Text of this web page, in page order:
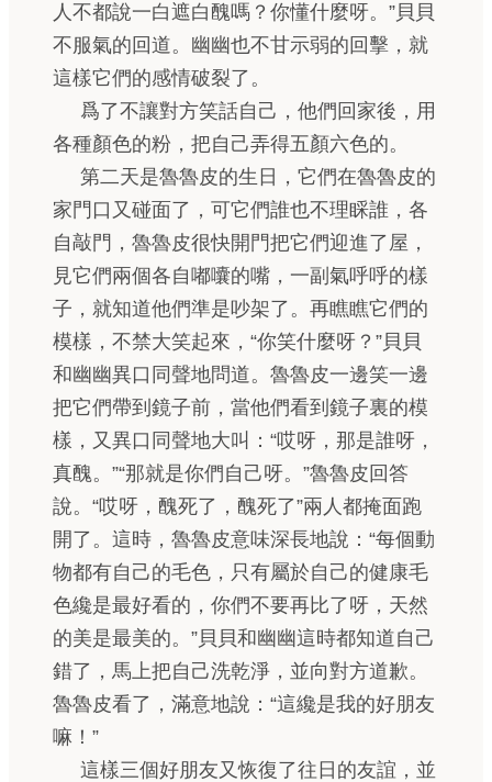
人不都說一白遮白醜嗎？你懂什麼呀。”貝貝
不服氣的回道。幽幽也不甘示弱的回擊，就
這樣它們的感情破裂了。
爲了不讓對方笑話自己，他們回家後，用
各種顏色的粉，把自己弄得五顏六色的。
第二天是魯魯皮的生日，它們在魯魯皮的
家門口又碰面了，可它們誰也不理睬誰，各
自敲門，魯魯皮很快開門把它們迎進了屋，
見它們兩個各自嘟囔的嘴，一副氣呼呼的樣
子，就知道他們準是吵架了。再瞧瞧它們的
模樣，不禁大笑起來，“你笑什麼呀？”貝貝
和幽幽異口同聲地問道。魯魯皮一邊笑一邊
把它們帶到鏡子前，當他們看到鏡子裏的模
樣，又異口同聲地大叫：“哎呀，那是誰呀，
真醜。”“那就是你們自己呀。”魯魯皮回答
說。“哎呀，醜死了，醜死了”兩人都掩面跑
開了。這時，魯魯皮意味深長地說：“每個動
物都有自己的毛色，只有屬於自己的健康毛
色纔是最好看的，你們不要再比了呀，天然
的美是最美的。”貝貝和幽幽這時都知道自己
錯了，馬上把自己洗乾淨，並向對方道歉。
魯魯皮看了，滿意地說：“這纔是我的好朋友
嘛！”
這樣三個好朋友又恢復了往日的友誼，並